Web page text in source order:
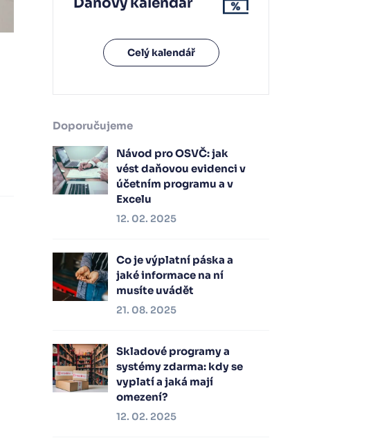
Celý kalendář
Doporučujeme
Návod pro OSVČ: jak
vést daňovou evidenci v
účetním programu a v
Excelu
12. 02. 2025
Co je výplatní páska a
jaké informace na ní
musíte uvádět
21. 08. 2025
Skladové programy a
systémy zdarma: kdy se
vyplatí a jaká mají
omezení?
12. 02. 2025